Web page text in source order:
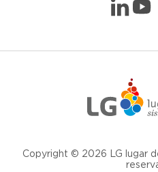
Copyright © 2026 LG lugar